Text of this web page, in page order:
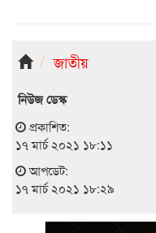
জাতীয়
নিউজ ডেস্ক
প্রকাশিত:
১৭ মার্চ ২০২১ ১৮:১১
আপডেট:
১৭ মার্চ ২০২১ ১৮:২৯